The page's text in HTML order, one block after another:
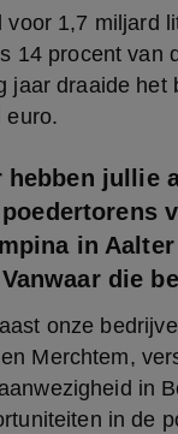
voor 1,7 miljard
14 procent van
jaar draaide het
euro.
hebben jullie
in
die
onze
Merchtem,
in
in de